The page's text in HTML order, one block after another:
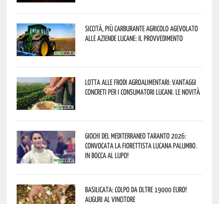
Siccità, più carburante agricolo agevolato
alle aziende lucane: il provvedimento
Lotta alle frodi agroalimentari: vantaggi
concreti per i consumatori lucani. Le novità
Giochi del Mediterraneo Taranto 2026:
convocata la fiorettista lucana Palumbo.
In bocca al lupo!
Basilicata: colpo da oltre 19000 Euro!
Auguri al vincitore